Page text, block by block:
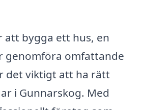
att bygga ett hus, en
genomföra omfattande
det viktigt att ha rätt
i Gunnarskog. Med